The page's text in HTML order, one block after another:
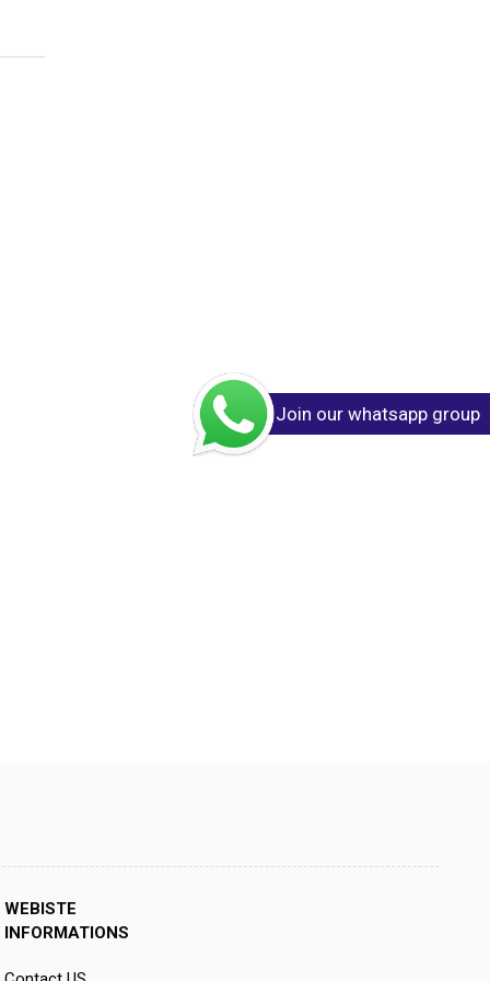
Join our whatsapp group
WEBISTE
INFORMATIONS